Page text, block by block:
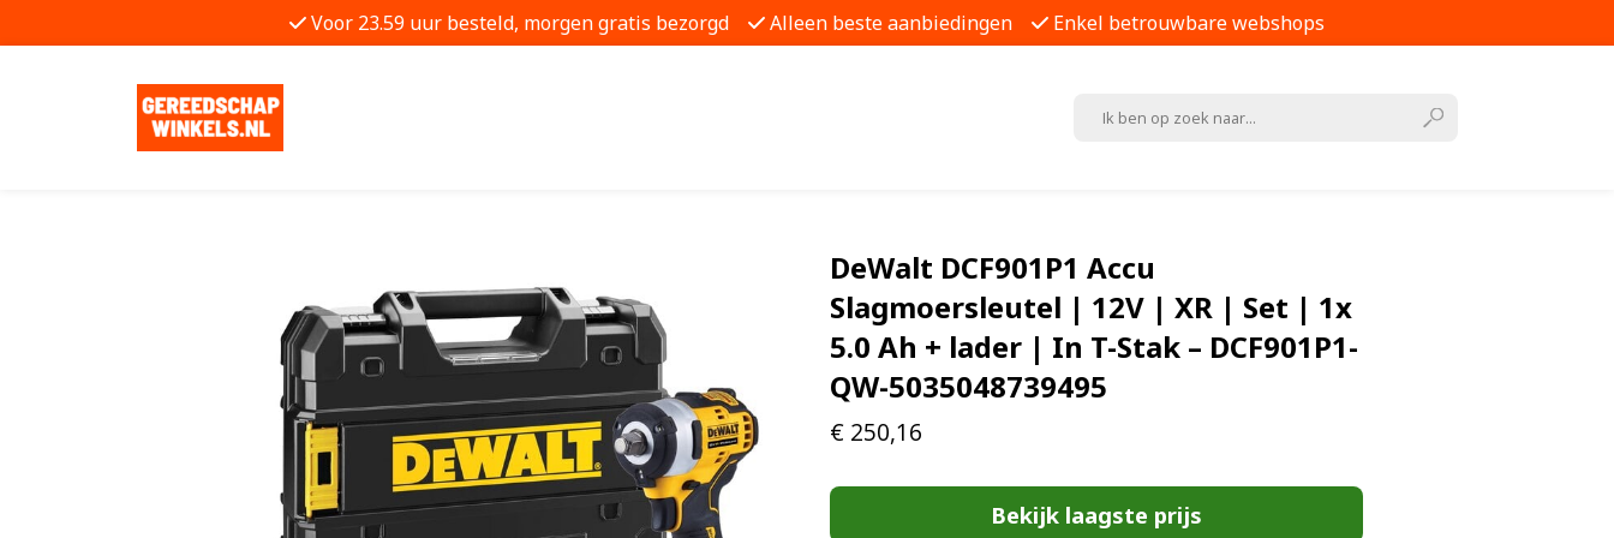
Voor 23.59 uur besteld, morgen gratis bezorgd Alleen beste aanbiedingen Enkel betrouwbare webshops
DeWalt DCF901P1 Accu
Slagmoersleutel | 12V | XR | Set | 1x
5.0 Ah + lader | In T-Stak – DCF901P1-
QW-5035048739495
€ 250,16
Bekijk laagste prijs